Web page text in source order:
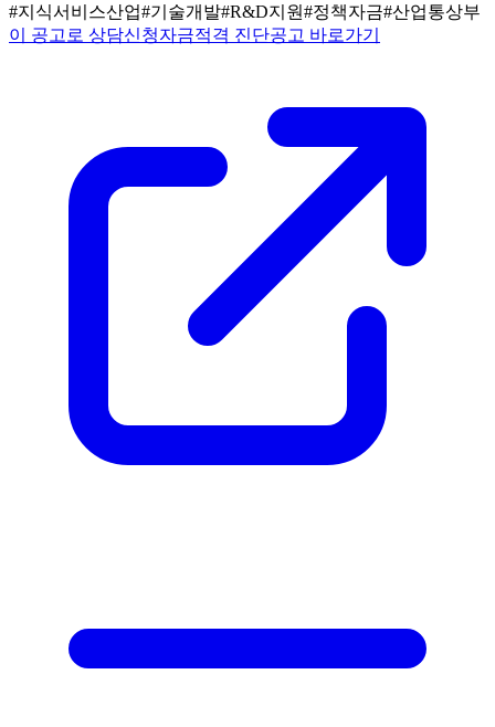
#지식서비스산업#기술개발#R&D지원#정책자금#산업통상부
이 공고로 상담신청자금적격 진단공고 바로가기